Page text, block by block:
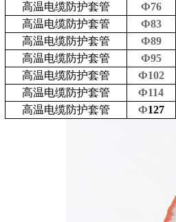
高温电缆防护套管
Ф76
高温电缆防护套管
Ф83
高温电缆防护套管
Ф89
高温电缆防护套管
Ф95
高温电缆防护套管
Ф102
高温电缆防护套管
Ф114
高温电缆防护套管
Ф127